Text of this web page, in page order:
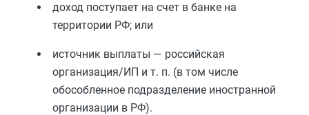
доход поступает на счет в банке на
территории РФ; или
источник выплаты — российская
организация/ИП и т. п. (в том числе
обособленное подразделение иностранной
организации в РФ).